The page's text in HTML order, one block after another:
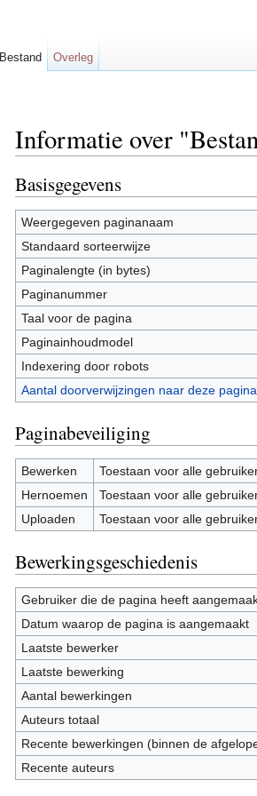
Informatie over
Basisgegevens
Weergegeven paginanaam
Standaard sorteerwijze
Paginalengte (in bytes)
Paginanummer
Taal voor de pagina
Paginainhoudmodel
Indexering door robots
Aantal doorverwijzingen naar deze pagina
Paginabeveiliging
Bewerken
Toestaan voor alle
Hernoemen
Toestaan voor alle
Uploaden
Toestaan voor alle
Bewerkingsgeschiedenis
Gebruiker die de pagina heeft
Datum waarop de pagina is aangemaakt
Laatste bewerker
Laatste bewerking
Aantal bewerkingen
Auteurs totaal
Recente bewerkingen (binnen de
Recente auteurs
Bestand Overleg